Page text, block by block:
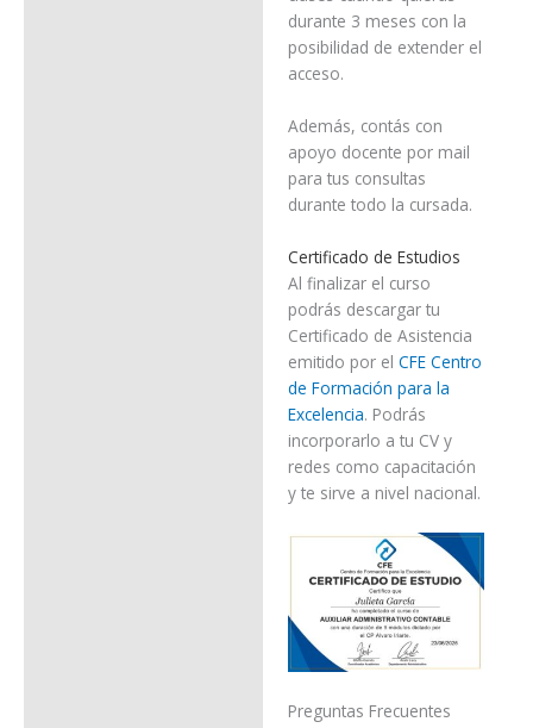
durante 3 meses con la
posibilidad de extender el
acceso.
Además, contás con
apoyo docente por mail
para tus consultas
durante todo la cursada.
Certificado de Estudios
Al finalizar el curso
podrás descargar tu
Certificado de Asistencia
emitido por el CFE Centro
de Formación para la
Excelencia. Podrás
incorporarlo a tu CV y
redes como capacitación
y te sirve a nivel nacional.
Preguntas Frecuentes